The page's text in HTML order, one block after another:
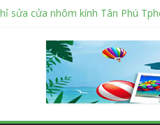
kính cường lực Quận 12 theo
bán tập vở học sinh giá sỉ tại
Vở học sinh 96 trang giá bao